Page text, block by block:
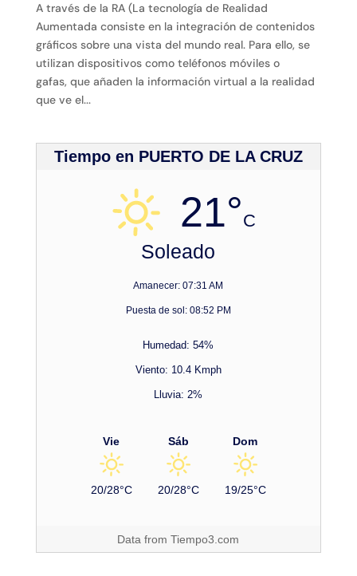
A través de la RA (La tecnología de Realidad
Aumentada consiste en la integración de contenidos
gráficos sobre una vista del mundo real. Para ello, se
utilizan dispositivos como teléfonos móviles o
gafas, que añaden la información virtual a la realidad
que ve el...
Tiempo en PUERTO DE LA CRUZ
21°C
Soleado
Amanecer: 07:31 AM
Puesta de sol: 08:52 PM
Humedad: 54%
Viento: 10.4 Kmph
Lluvia: 2%
Vie
20/28°C
Sáb
20/28°C
Dom
19/25°C
Data fromTiempo3.com